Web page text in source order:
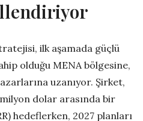
ilk aşamada güçlü
olduğu MENA bölgesine,
uzanıyor. Şirket,
dolar arasında bir
hedeflerken, 2027 planları